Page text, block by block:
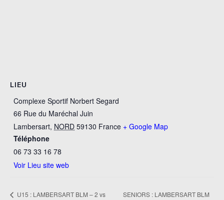
LIEU
Complexe Sportif Norbert Segard
66 Rue du Maréchal Juin
Lambersart, NORD 59130 France + Google Map
Téléphone
06 73 33 16 78
Voir Lieu site web
U15 : LAMBERSART BLM – 2 vs
SENIORS : LAMBERSART BLM